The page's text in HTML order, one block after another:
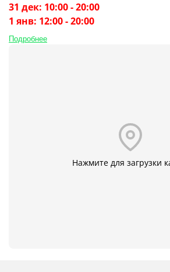
31 дек: 10:00 - 20:00
1 янв: 12:00 - 20:00
Подробнее
Нажмите для загрузки